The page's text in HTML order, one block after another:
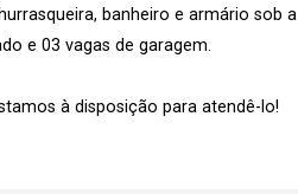
banheiro e armário sob a
e 03 vagas de garagem.
à disposição para atendê-lo!